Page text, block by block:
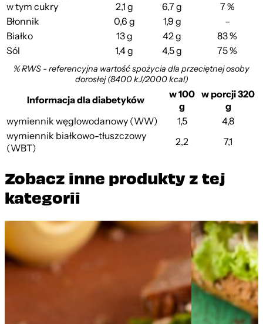
w tym cukry
2,1 g 6,7 g
7 %
Błonnik
0,6 g 1,9 g
–
Białko
13 g 42 g
83 %
Sól
1,4 g 4,5 g 75 %
% RWS - referencyjna wartość spożycia dla przeciętnej osoby
dorosłej (8400 kJ/2000 kcal)
Informacja dla diabetyków
w 100
g
w porcji 320
g
wymiennik węglowodanowy (WW)
1,5
4,8
wymiennik białkowo-tłuszczowy
(WBT)
2,2 7,1
Zobacz inne produkty z tej
kategorii